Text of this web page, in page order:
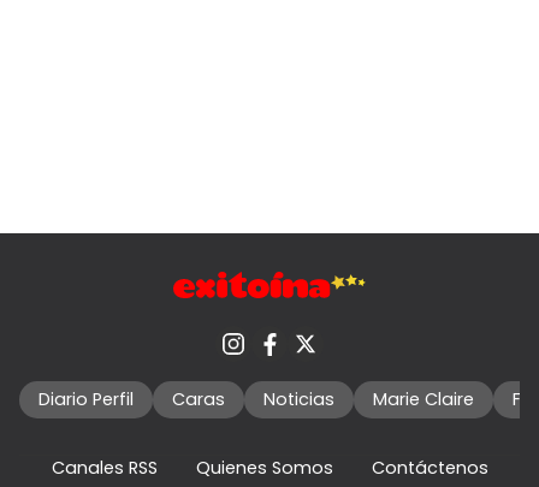
Diario Perfil Caras Noticias Marie Claire
Canales RSS Quienes Somos Contáctenos